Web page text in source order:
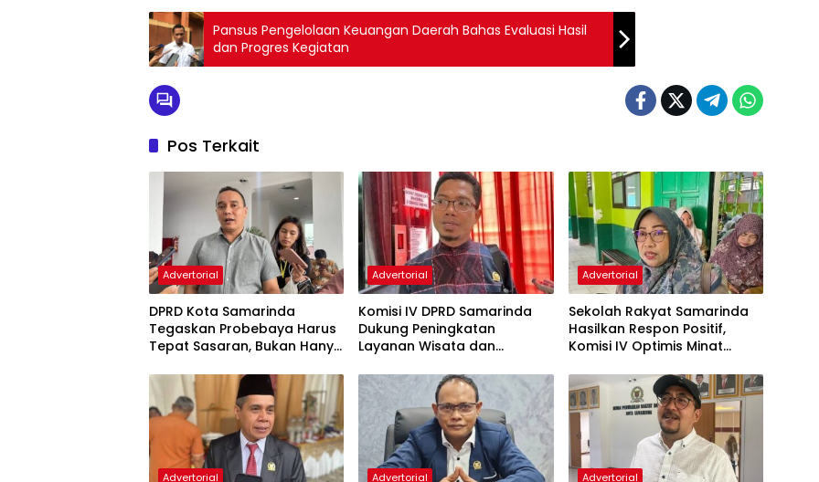
Pansus Pengelolaan Keuangan Daerah Bahas Evaluasi Hasil
dan Progres Kegiatan
Pos Terkait
Advertorial
DPRD Kota Samarinda
Tegaskan Probebaya Harus
Tepat Sasaran, Bukan Hanya
Advertorial
Komisi IV DPRD Samarinda
Dukung Peningkatan
Layanan Wisata dan
Advertorial
Sekolah Rakyat Samarinda
Hasilkan Respon Positif,
Komisi IV Optimis Minat
Advertorial Advertorial Advertorial